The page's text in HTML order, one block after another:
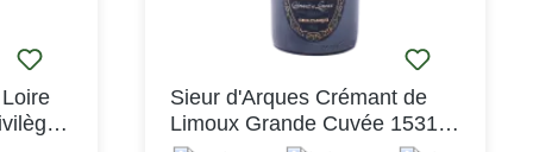
Sieur d'Arques Crémant de
Limoux Grande Cuvée 1531